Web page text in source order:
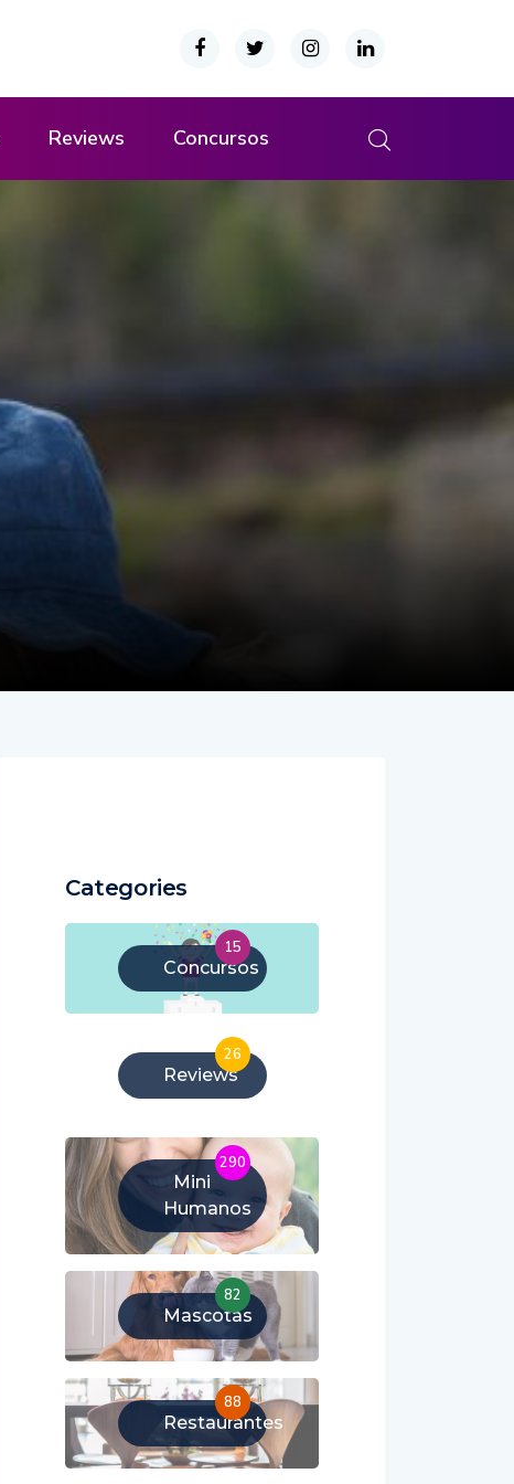
Reviews Concursos
Categories
Concursos
15
Reviews
26
Mini
Humanos
290
Mascotas
82
Restaurantes
88